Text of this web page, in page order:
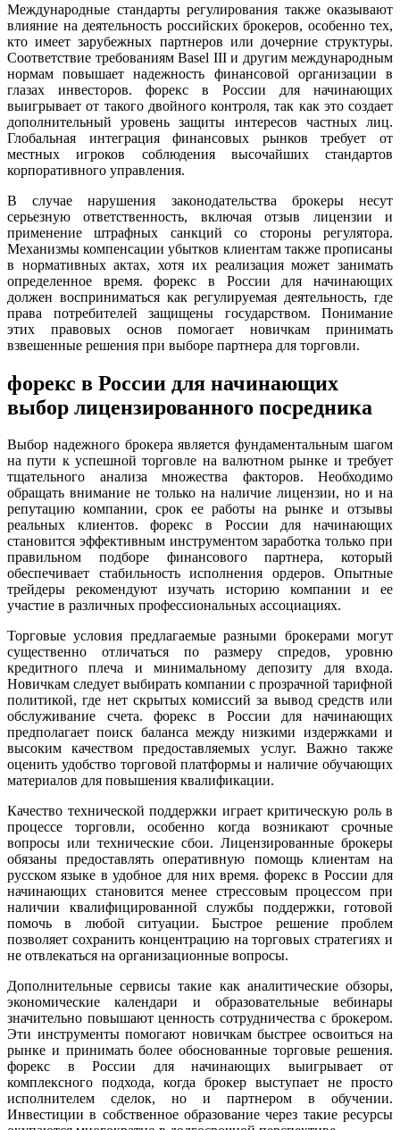
Международные стандарты регулирования также оказывают
влияние на деятельность российских брокеров, особенно тех,
кто имеет зарубежных партнеров или дочерние структуры.
Соответствие требованиям Basel III и другим международным
нормам повышает надежность финансовой организации в
глазах инвесторов. форекс в России для начинающих
выигрывает от такого двойного контроля, так как это создает
дополнительный уровень защиты интересов частных лиц.
Глобальная интеграция финансовых рынков требует от
местных игроков соблюдения высочайших стандартов
корпоративного управления.
В случае нарушения законодательства брокеры несут
серьезную ответственность, включая отзыв лицензии и
применение штрафных санкций со стороны регулятора.
Механизмы компенсации убытков клиентам также прописаны
в нормативных актах, хотя их реализация может занимать
определенное время. форекс в России для начинающих
должен восприниматься как регулируемая деятельность, где
права потребителей защищены государством. Понимание
этих правовых основ помогает новичкам принимать
взвешенные решения при выборе партнера для торговли.
форекс в России для начинающих
выбор лицензированного посредника
Выбор надежного брокера является фундаментальным шагом
на пути к успешной торговле на валютном рынке и требует
тщательного анализа множества факторов. Необходимо
обращать внимание не только на наличие лицензии, но и на
репутацию компании, срок ее работы на рынке и отзывы
реальных клиентов. форекс в России для начинающих
становится эффективным инструментом заработка только при
правильном подборе финансового партнера, который
обеспечивает стабильность исполнения ордеров. Опытные
трейдеры рекомендуют изучать историю компании и ее
участие в различных профессиональных ассоциациях.
Торговые условия предлагаемые разными брокерами могут
существенно отличаться по размеру спредов, уровню
кредитного плеча и минимальному депозиту для входа.
Новичкам следует выбирать компании с прозрачной тарифной
политикой, где нет скрытых комиссий за вывод средств или
обслуживание счета. форекс в России для начинающих
предполагает поиск баланса между низкими издержками и
высоким качеством предоставляемых услуг. Важно также
оценить удобство торговой платформы и наличие обучающих
материалов для повышения квалификации.
Качество технической поддержки играет критическую роль в
процессе торговли, особенно когда возникают срочные
вопросы или технические сбои. Лицензированные брокеры
обязаны предоставлять оперативную помощь клиентам на
русском языке в удобное для них время. форекс в России для
начинающих становится менее стрессовым процессом при
наличии квалифицированной службы поддержки, готовой
помочь в любой ситуации. Быстрое решение проблем
позволяет сохранить концентрацию на торговых стратегиях и
не отвлекаться на организационные вопросы.
Дополнительные сервисы такие как аналитические обзоры,
экономические календари и образовательные вебинары
значительно повышают ценность сотрудничества с брокером.
Эти инструменты помогают новичкам быстрее освоиться на
рынке и принимать более обоснованные торговые решения.
форекс в России для начинающих выигрывает от
комплексного подхода, когда брокер выступает не просто
исполнителем сделок, но и партнером в обучении.
Инвестиции в собственное образование через такие ресурсы